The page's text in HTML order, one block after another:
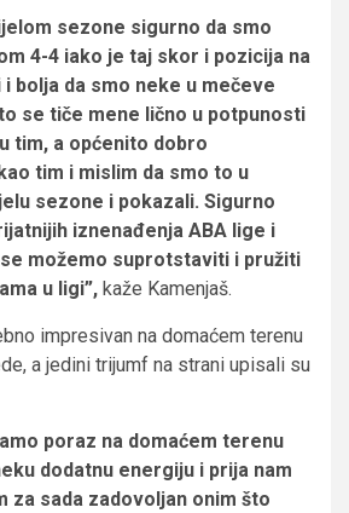
sezone sigurno da smo
4-4 iako je taj skor i pozicija na
bolja da smo neke u mečeve
se tiče mene lično u potpunosti
tim, a općenito dobro
tim i mislim da smo to u
sezone i pokazali. Sigurno
iznenađenja ABA lige i
možemo suprotstaviti i pružiti
u ligi”, kaže Kamenjaš.
impresivan na domaćem terenu
a jedini trijumf na strani upisali su
poraz na domaćem terenu
dodatnu energiju i prija nam
za sada zadovoljan onim što